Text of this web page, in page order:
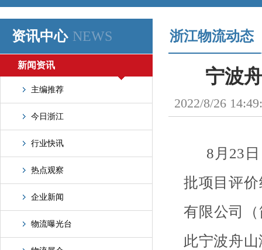
资讯中心 NEWS
新闻资讯
主编推荐
今日浙江
行业快讯
热点观察
企业新闻
物流曝光台
浙江物流动态
宁波
2022/8/26
8月23日
批项目评
有限公司
此宁波舟